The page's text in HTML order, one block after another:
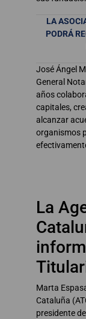
LA
PODRÁ
José Ángel
General
años
capitales,
alcanzar
organismos
La
Marta
Cataluña
presidente